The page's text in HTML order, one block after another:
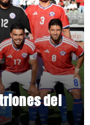
del